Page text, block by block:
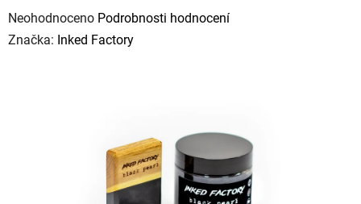
Průměrné
hodnocení
Neohodnoceno Podrobnosti hodnocení
Značka: Inked Factory